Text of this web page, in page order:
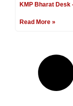
KMP Bharat Desk
Read More »